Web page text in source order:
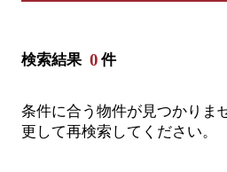
検索結果 0 件
条件に合う物件が見つかりま
更して再検索してください。